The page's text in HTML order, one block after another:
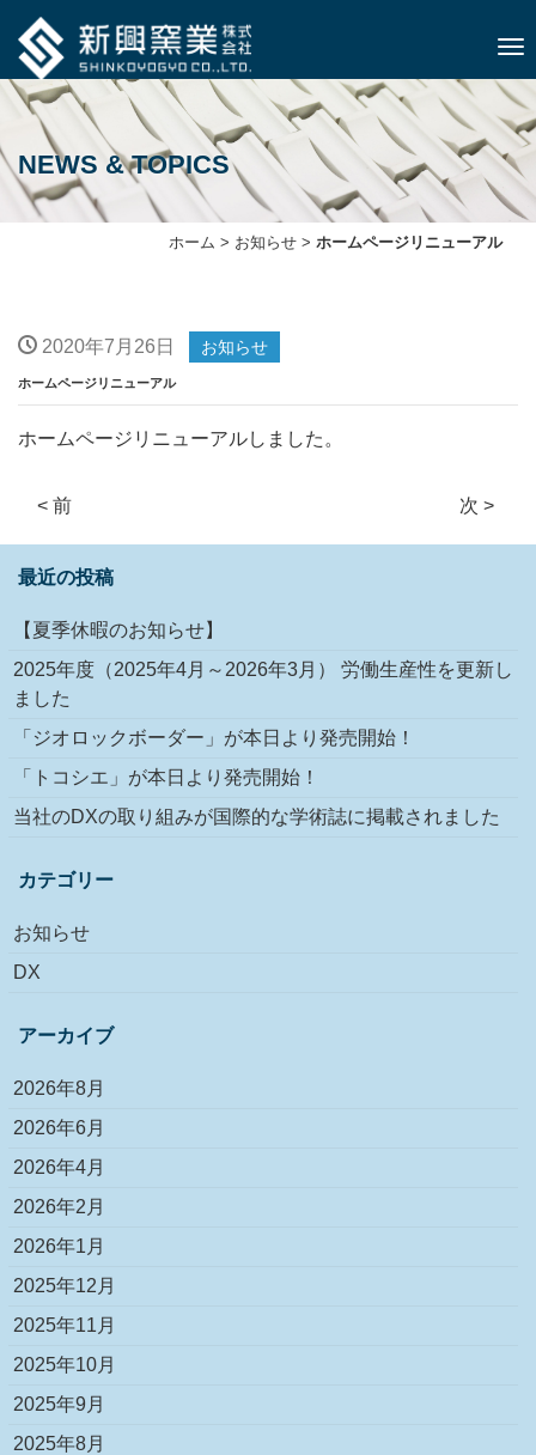
ナビ
NEWS & TOPICS
ホーム > お知らせ > ホームページリニューアル
2020年7月26日 お知らせ
ホームページリニューアル
ホームページリニューアルしました。
< 前 次 >
最近の投稿
【夏季休暇のお知らせ】
2025年度（2025年4月～2026年3月） 労働生産性を更新し
ました
「ジオロックボーダー」が本日より発売開始！
「トコシエ」が本日より発売開始！
当社のDXの取り組みが国際的な学術誌に掲載されました
カテゴリー
お知らせ
DX
アーカイブ
2026年8月
2026年6月
2026年4月
2026年2月
2026年1月
2025年12月
2025年11月
2025年10月
2025年9月
2025年8月